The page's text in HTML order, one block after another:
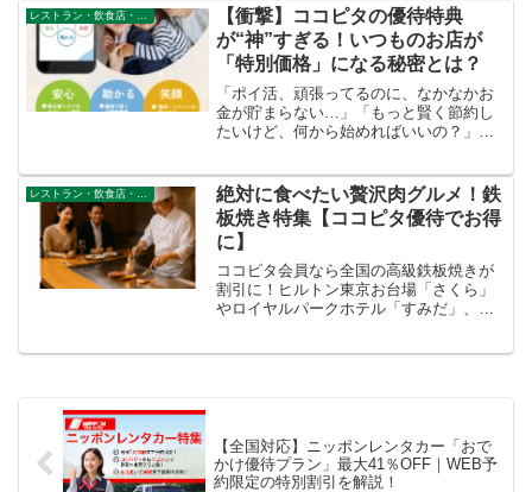
待サービスで会員価格に。
レストラン・飲食店・その他サービス
【衝撃】ココピタの優待特典
が“神”すぎる！いつものお店が
「特別価格」になる秘密とは？
「ポイ活、頑張ってるのに、なかなかお
金が貯まらない…」「もっと賢く節約し
たいけど、何から始めればいいの？」そ
でも話題の「ココピタ」です。一見、よ
くあるポイントサイトの...
絶対に食べたい贅沢肉グルメ！鉄
板焼き特集【ココピタ優待でお得
に】
ココピタ会員なら全国の高級鉄板焼きが
割引に！ヒルトン東京お台場「さくら」
やロイヤルパークホテル「すみだ」、グ
【全国対応】ニッポンレンタカー「おで
かけ優待プラン」最大41％OFF｜WEB予
約限定の特別割引を解説！